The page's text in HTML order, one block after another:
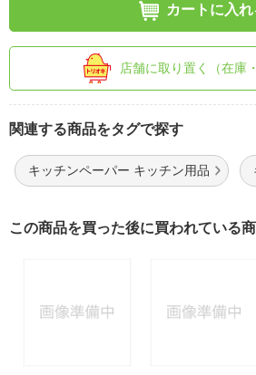
カートに入れ
店舗に取り置く（在庫
関連する商品をタグで探す
キッチンペーパー キッチン用品
この商品を買った後に買われている